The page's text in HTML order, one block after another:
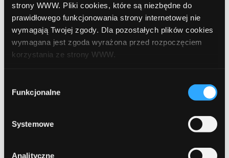
strony WWW. Pliki cookies, które są niezbędne do
prawidłowego funkcjonowania strony internetowej nie
wymagają Twojej zgody. Dla pozostałych plików cookies
wymagana jest zgoda wyrażona przed rozpoczęciem
korzystania ze strony WWW.
formy korzystania z plików cookies. Więcej:
Polityka
zgody
Funkcjonalne
Systemowe
Analityczne
Dlaczego warto wybrać
ComperiaLead?
afiliacyjnych, która specjalizuje się w finansach. To ogromna
zaleta, bo kampanie bankowe i ubezpieczeniowe są jednymi z